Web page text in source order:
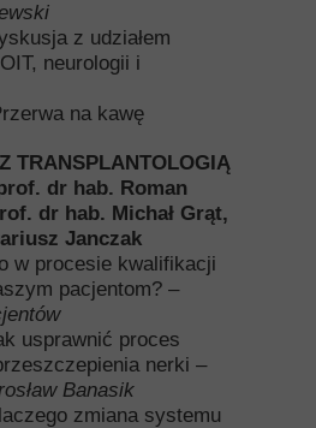
z udziałem
neurologii i
na kawę
TRANSPLANTOLOGIĄ
dr hab. Roman
dr hab. Michał Grąt,
Janczak
w procesie kwalifikacji
pacjentom? –
usprawnić proces
nerki –
Banasik
zmiana systemu